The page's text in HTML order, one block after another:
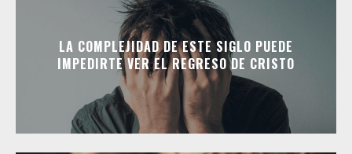
LA COMPLEJIDAD DE ESTE SIGLO PUEDE
IMPEDIRTE VER EL REGRESO DE CRISTO